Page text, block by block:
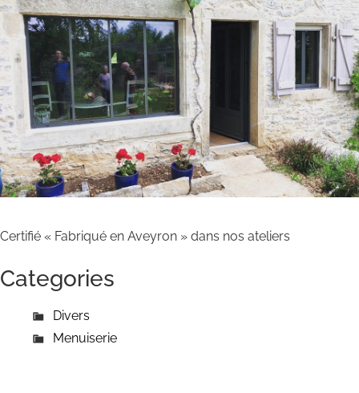
Certifié « Fabriqué en Aveyron » dans nos ateliers
Categories
Divers
Menuiserie